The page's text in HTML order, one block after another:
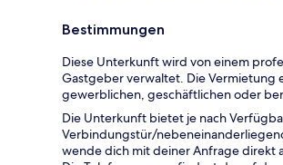
Bestimmungen
Diese Unterkunft wird von einem
Gastgeber verwaltet. Die Vermietung
gewerblichen, geschäftlichen oder
Die Unterkunft bietet je nach
Verbindungstür/
wende dich mit deiner Anfrage direkt